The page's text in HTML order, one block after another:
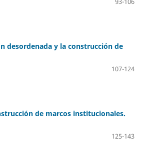
desordenada y la construcción de
107-124
de marcos institucionales.
125-143